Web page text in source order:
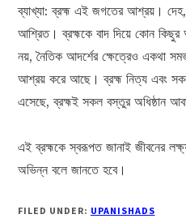
ব্যাখ্যা: ব্রহ্ম এই জগতের আশ্রয়। দেহ,
আশ্রিত। ব্রহ্মকে বাদ দিয়ে কোন
নয়, নৈতিক আদর্শের ক্ষেত্রেও একথা
আশ্রয় করে আছে। ব্রহ্ম নিত্য এবং
এসেছে, ব্রহ্মই সকল বস্তুর অধিষ্ঠান
এই ব্রহ্মকে স্বরূপত জানাই জীবনের
অভিন্ন বলে জানতে হবে।
FILED UNDER: UPANISHADS